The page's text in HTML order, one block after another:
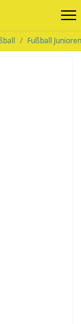
Fußball Junioren